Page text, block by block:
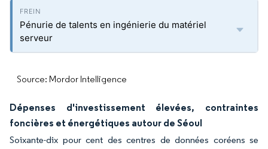
Pénurie de talents en ingénierie du matériel
serveur
Source: Mordor Intelligence
Dépenses d'investissement élevées, contraintes
foncières et énergétiques autour de Séoul
Soixante-dix pour cent des centres de données coréens se